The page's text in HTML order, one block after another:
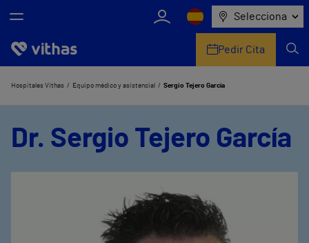
Selecciona
Nosotros
Pedir Cita
Hospitales Vithas Equipo médico y asistencial Sergio Tejero García
Dr. Sergio Tejero García